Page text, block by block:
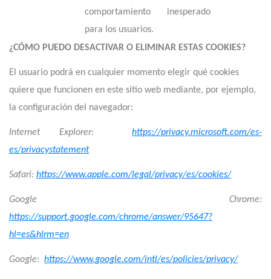
comportamiento inesperado
para los usuarios.
¿CÓMO PUEDO DESACTIVAR O ELIMINAR ESTAS COOKIES?
El usuario podrá en cualquier momento elegir qué cookies
quiere que funcionen en este sitio web mediante, por ejemplo,
la configuración del navegador:
Internet Explorer: https://privacy.microsoft.com/es-
es/privacystatement
Safari: https://www.apple.com/legal/privacy/es/cookies/
Google Chrome:
https://support.google.com/chrome/answer/95647?
hl=es&hlrm=en
Google: https://www.google.com/intl/es/policies/privacy/